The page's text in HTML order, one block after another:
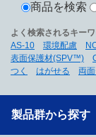
商品を検索
よく検索されるキー
AS-10
環境配慮
表面保護材(SPV™)
つく
はがせる 両
製品群から探す